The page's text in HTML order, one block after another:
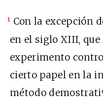
1 Con la excepción
en el siglo XIII, que
experimento
cierto papel en la
método